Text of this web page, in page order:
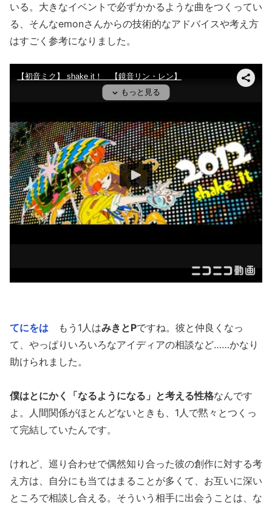
いる。大きなイベントで必ずかかるような曲をつくってい
る、そんなemonさんからの技術的なアドバイスや考え方
はすごく参考になりました。
てにをは もう1人はみきとPですね。彼と仲良くなっ
て、やっぱりいろいろなアイディアの相談など……かなり
助けられました。
僕はとにかく「なるようになる」と考える性格なんです
よ。人間関係がほとんどないときも、1人で黙々とつくっ
て完結していたんです。
けれど、巡り合わせで偶然知り合った彼の創作に対する考
え方は、自分にも当てはまることが多くて、お互いに深い
ところで相談し合える。そういう相手に出会うことは、な